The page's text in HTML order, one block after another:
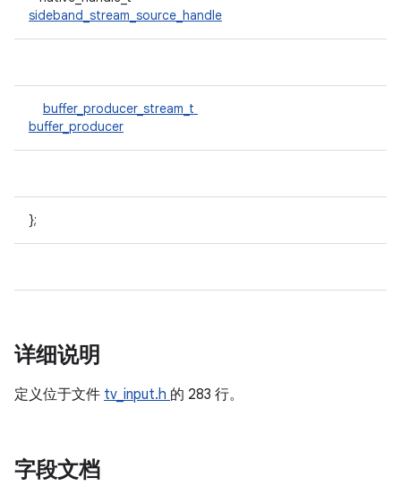
sideband_stream_source_handle
buffer_producer_stream_t
buffer_producer
};
详细说明
定义位于文件 tv_input.h 的 283 行。
字段文档